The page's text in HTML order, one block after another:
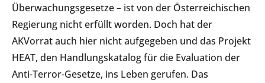
Überwachungsgesetze – ist von der Österreichischen
Regierung nicht erfüllt worden. Doch hat der
AKVorrat auch hier nicht aufgegeben und das Projekt
HEAT, den Handlungskatalog für die Evaluation der
Anti-Terror-Gesetze, ins Leben gerufen. Das